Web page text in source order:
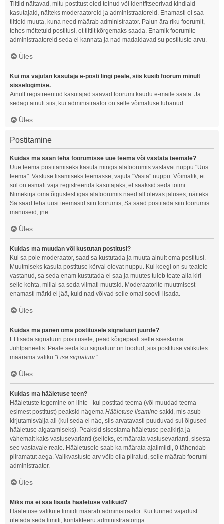
Tiitlid näitavad, mitu postitust oled teinud või identfitseerivad kindlaid
kasutajaid, näiteks moderaatoreid ja administraatoreid. Enamasti ei saa
tiitleid muuta, kuna need määrab administraator. Palun ära riku foorumit,
tehes mõttetuid postitusi, et tiitlit kõrgemaks saada. Enamik foorumite
administraatoreid seda ei kannata ja nad madaldavad su postituste arvu.
Üles
Kui ma vajutan kasutaja e-posti lingi peale, siis küsib foorum minult
sisselogimise.
Ainult registreeritud kasutajad saavad foorumi kaudu e-maile saata. Ja
sedagi ainult siis, kui administraator on selle võimaluse lubanud.
Üles
Postitamine
Kuidas ma saan teha foorumisse uue teema või vastata teemale?
Uue teema postitamiseks kasuta mingis alafoorumis vastavat nuppu "Uus
teema". Vastuse lisamiseks teemasse, vajuta "Vasta" nuppu. Võimalik, et
sul on esmalt vaja registreerida kasutajaks, et saaksid seda toimi.
Nimekirja oma õigustest igas alafoorumis näed all olevas jaluses, näiteks:
Sa saad teha uusi teemasid siin foorumis, Sa saad postitada siin foorumis
manuseid, jne.
Üles
Kuidas ma muudan või kustutan postitusi?
Kui sa pole moderaator, saad sa kustutada ja muuta ainult oma postitusi.
Muutmiseks kasuta postituse kõrval olevat nuppu. Kui keegi on su teatele
vastanud, sa seda enam kustutada ei saa ja muutes tuleb teate alla kiri
selle kohta, millal sa seda viimati muutsid. Moderaatorite muutmisest
enamasti märki ei jää, kuid nad võivad selle omal soovil lisada.
Üles
Kuidas ma panen oma postitusele signatuuri juurde?
Et lisada signatuuri postitusele, pead kõigepealt selle sisestama
Juhtpaneelis. Peale seda kui signatuur on loodud, siis postituse valikutes
määrama valiku "Lisa signatuur".
Üles
Kuidas ma hääletuse teen?
Hääletuste tegemine on lihte - kui postitad teema (või muudad teema
esimest postitust) peaksid nägema Hääletuse lisamine sakki, mis asub
kirjutamisvälja all (kui seda ei näe, siis arvatavasti puuduvad sul õigused
hääletuse algatamiseks). Peaksid sisestama hääletuse pealkirja ja
vähemalt kaks vastusevarianti (selleks, et määrata vastusevarianti, sisesta
see vastavale reale. Hääletusele saab ka määrata ajalimiidi, 0 tähendab
piiramatut aega. Valikvastuste arv võib olla piiratud, selle määrab foorumi
administraator.
Üles
Miks ma ei saa lisada hääletuse valikuid?
Hääletuse valikute limiidi määrab administraator. Kui tunned vajadust
ületada seda limiiti, kontakteeru administraatoriga.